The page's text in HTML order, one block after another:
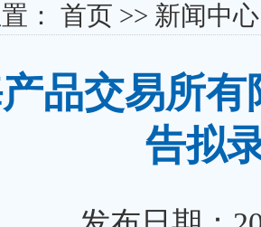
： 首页 >> 新闻中心
品交易所有
告拟